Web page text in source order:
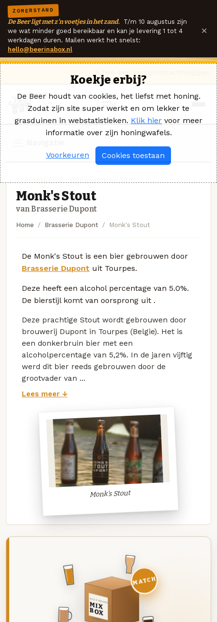
ZOMERSTAND
De Beer ligt met z'n voetjes in het zand. T/m 10 augustus zijn
we wat minder goed bereikbaar en kan je levering 1 tot 4
werkdagen duren. Mailen werkt het snelst:
hello@beerinabox.nl
×
Monk's Stout
van Brasserie Dupont
Home Brasserie Dupont Monk's Stout
De Monk's Stout is een bier gebrouwen door
Brasserie Dupont uit Tourpes.
Deze heeft een alcohol percentage van 5.0%.
De bierstijl komt van oorsprong uit .
Deze prachtige Stout wordt gebrouwen door
brouwerij Dupont in Tourpes (Belgie). Het is
een donkerbruin bier met een
alcoholpercentage van 5,2%. In de jaren vijftig
werd dit bier reeds gebrouwen door de
grootvader van ...
Lees meer ↓
Monk's Stout
DEZE MAAND
MIX
BOX
8 BIEREN
MATCH
Koekje erbij?
De Beer houdt van cookies, het liefst met honing.
Zodat zijn site super werkt en om lekker te
grasduinen in webstatistieken. Klik hier voor meer
informatie over zijn honingwafels.
Voorkeuren Cookies toestaan